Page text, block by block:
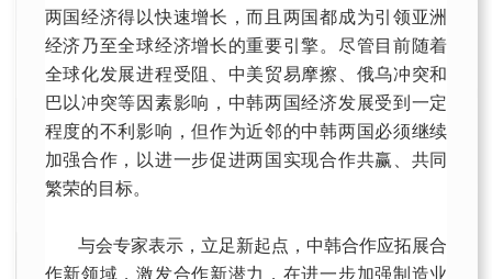
两国经济得以快速增长，而且两国都成为引领亚洲
经济乃至全球经济增长的重要引擎。尽管目前随着
全球化发展进程受阻、中美贸易摩擦、俄乌冲突和
巴以冲突等因素影响，中韩两国经济发展受到一定
程度的不利影响，但作为近邻的中韩两国必须继续
加强合作，以进一步促进两国实现合作共赢、共同
繁荣的目标。
与会专家表示，立足新起点，中韩合作应拓展合
作新领域，激发合作新潜力，在进一步加强制造业